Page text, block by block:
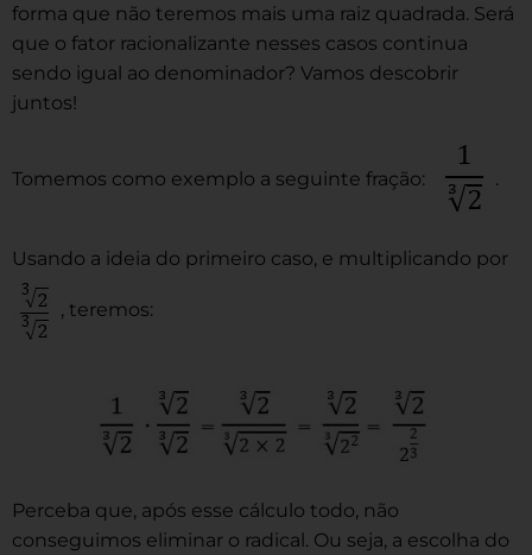
forma que não teremos mais uma raiz quadrada. Será
que o fator racionalizante nesses casos continua
sendo igual ao denominador? Vamos descobrir
juntos!
Tomemos como exemplo a seguinte fração: .
Usando a ideia do primeiro caso, e multiplicando por
, teremos:
Perceba que, após esse cálculo todo, não
conseguimos eliminar o radical. Ou seja, a escolha do